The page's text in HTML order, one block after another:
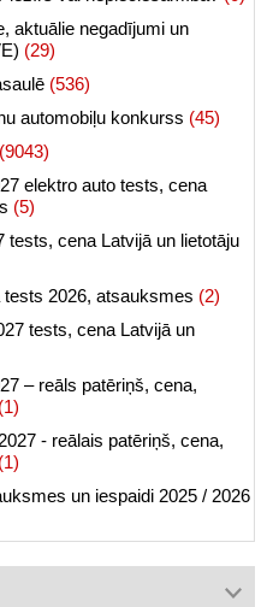
aktuālie negadījumi un
(29)
(536)
automobiļu konkurss (45)
(9043)
elektro auto tests, cena
(5)
tests, cena Latvijā un lietotāju
2026, atsauksmes (2)
tests, cena Latvijā un
– reāls patēriņš, cena,
(1)
- reālais patēriņš, cena,
(1)
un iespaidi 2025 / 2026